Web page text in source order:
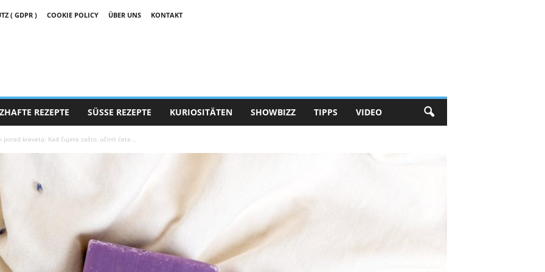
( GDPR ) COOKIE POLICY ÜBER UNS
KONTAKT
REZEPTE SÜSSE REZEPTE KURIOSITÄTEN SHOWBIZZ TIPPS VIDEO
pored kreveta: Kad čujete zašto, učinit ćete...